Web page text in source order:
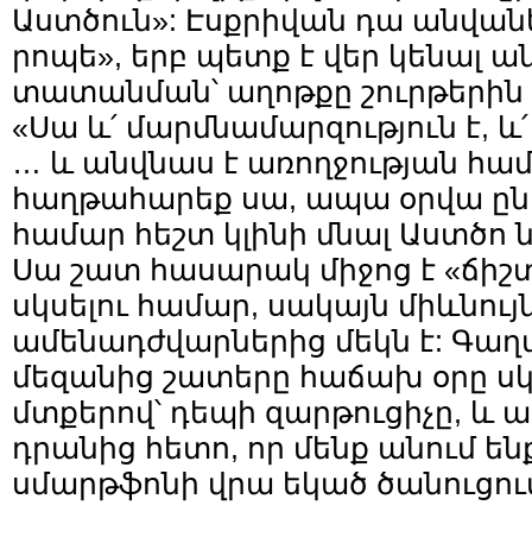
Աստծուն»: Էսքրիվան դա
րոպե», երբ պետք է վեր կենալ
տատանման՝ աղոթքը շուրթերին
«Սա և՛ մարմնամարզություն է,
… և անվնաս է առողջության
հաղթահարեք սա, ապա օրվա
համար հեշտ կլինի մնալ Աստծո
Սա շատ հասարակ միջոց է
սկսելու համար, սակայն
ամենադժվարներից մեկն է:
մեզանից շատերը հաճախ օրը
մտքերով՝ դեպի զարթուցիչը, և
դրանից հետո, որ մենք անում
սմարթֆոնի վրա եկած